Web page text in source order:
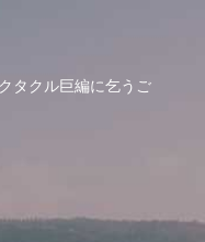
タクル巨編に乞うご